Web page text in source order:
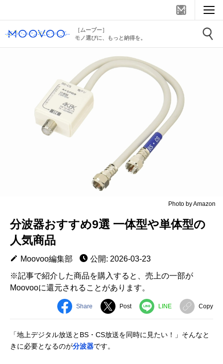
［ムーブー］
モノ選びに、もっと納得を。
Photo by Amazon
分波器おすすめ9選 一体型や単体型の
人気商品
Moovoo編集部
公開: 2026-03-23
※記事で紹介した商品を購入すると、売上の一部が
Moovooに還元されることがあります。
Share Post LINE Copy
「地上デジタル放送とBS・CS放送を同時に見たい！」そんなと
きに必要となるのが分波器です。